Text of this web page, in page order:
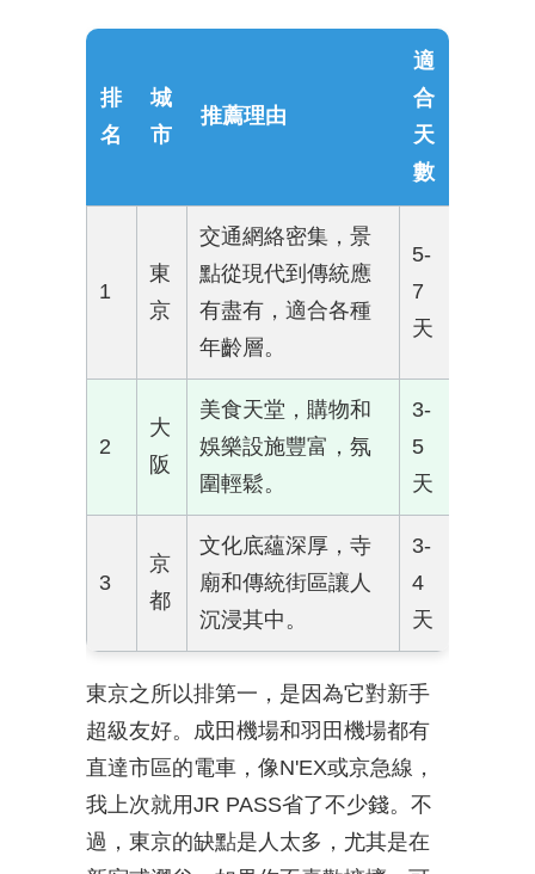
排
名
城
市
推薦理由
適
合
天
數
1
東
京
交通網絡密集，景
點從現代到傳統應
有盡有，適合各種
年齡層。
5-
7
天
2
大
阪
美食天堂，購物和
娛樂設施豐富，氛
圍輕鬆。
3-
5
天
3
京
都
文化底蘊深厚，寺
廟和傳統街區讓人
沉浸其中。
3-
4
天
東京之所以排第一，是因為它對新手
超級友好。成田機場和羽田機場都有
直達市區的電車，像N'EX或京急線，
我上次就用JR PASS省了不少錢。不
過，東京的缺點是人太多，尤其是在